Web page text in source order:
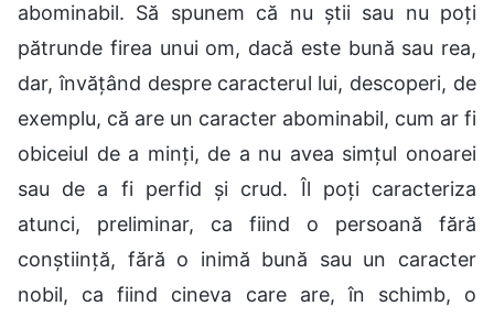
abominabil. Să spunem că nu știi sau nu poți
pătrunde firea unui om, dacă este bună sau rea,
dar, învățând despre caracterul lui, descoperi, de
exemplu, că are un caracter abominabil, cum ar fi
obiceiul de a minți, de a nu avea simțul onoarei
sau de a fi perfid și crud. Îl poți caracteriza
atunci, preliminar, ca fiind o persoană fără
conștiință, fără o inimă bună sau un caracter
nobil, ca fiind cineva care are, în schimb, o